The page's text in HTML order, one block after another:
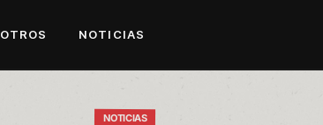
NOTICIAS
NOTICIAS